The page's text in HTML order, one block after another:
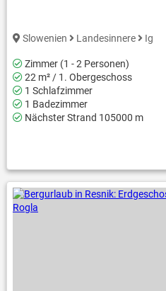
Slowenien Landesinnere Ig
Zimmer (1 - 2 Personen)
22 m² / 1. Obergeschoss
1 Schlafzimmer
1 Badezimmer
Nächster Strand 105000 m